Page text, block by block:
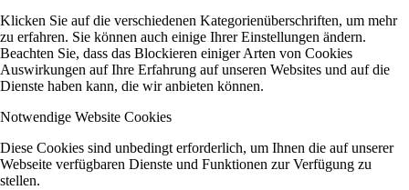
Klicken Sie auf die verschiedenen Kategorienüberschriften, um mehr
zu erfahren. Sie können auch einige Ihrer Einstellungen ändern.
Beachten Sie, dass das Blockieren einiger Arten von Cookies
Auswirkungen auf Ihre Erfahrung auf unseren Websites und auf die
Dienste haben kann, die wir anbieten können.
Notwendige Website Cookies
Diese Cookies sind unbedingt erforderlich, um Ihnen die auf unserer
Webseite verfügbaren Dienste und Funktionen zur Verfügung zu
stellen.